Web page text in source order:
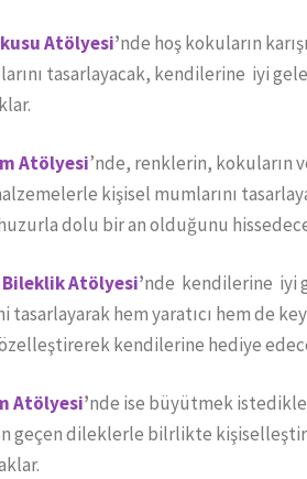
Atölyesi’nde hoş kokuların
tasarlayacak, kendilerine iyi
Atölyesi’nde, renklerin,
kişisel mumlarını
dolu bir an olduğunu
Bileklik Atölyesi’nde kendilerine iyi
hem yaratıcı hem de
kendilerine hediye
Atölyesi’nde ise büyütmek
geçen dileklerle bilrlikte